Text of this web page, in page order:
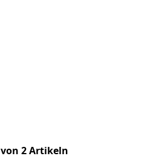
2 Artikeln